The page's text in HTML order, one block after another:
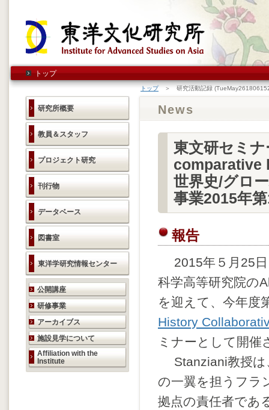
トップ
研究所概要
教員＆スタッフ
プロジェクト研究
刊行物
データベース
図書室
東洋学研究情報センター
研究活動のご案内
公開講座
研修事業
アーカイブス
施設見学について
Affiliation with the
Institute
トップ＞ 研究活動記録
News
東文研セミ
comparative
世界史/グロ
事業2015年
報告
2015年５月25日
科学高等研究院の
を迎えて、今年度
History
ミナーとして開催
Stanziani教授は
の一翼を担うフラ
拠点の責任者であ